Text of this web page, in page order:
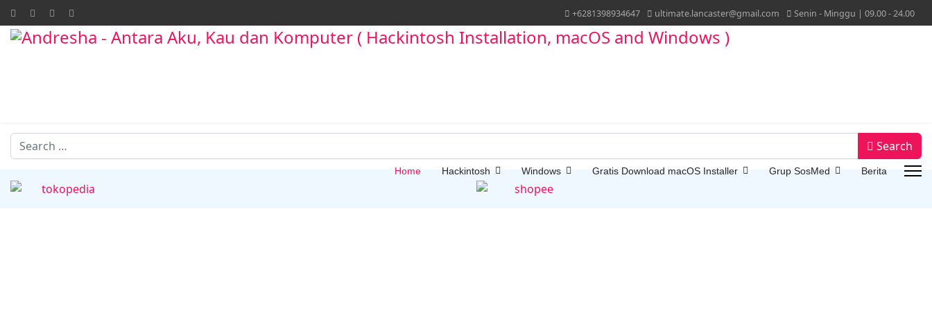
+6281398934647 ultimate.lancaster@gmail.com Senin - Minggu | 09.00 - 24.00
Home Hackintosh Windows Gratis Download macOS Installer Grup SosMed Berita
Search Search